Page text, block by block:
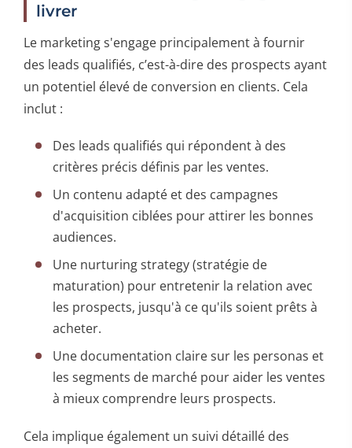
livrer
Le marketing s'engage principalement à fournir
des leads qualifiés, c’est-à-dire des prospects ayant
un potentiel élevé de conversion en clients. Cela
inclut :
Des leads qualifiés qui répondent à des
critères précis définis par les ventes.
Un contenu adapté et des campagnes
d'acquisition ciblées pour attirer les bonnes
audiences.
Une nurturing strategy (stratégie de
maturation) pour entretenir la relation avec
les prospects, jusqu'à ce qu'ils soient prêts à
acheter.
Une documentation claire sur les personas et
les segments de marché pour aider les ventes
à mieux comprendre leurs prospects.
Cela implique également un suivi détaillé des